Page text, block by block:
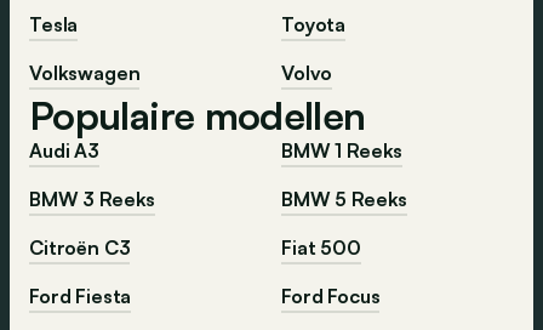
Tesla
Toyota
Volkswagen
Volvo
Populaire modellen
Audi A3
BMW 1 Reeks
BMW 3 Reeks
BMW 5 Reeks
Citroën C3
Fiat 500
Ford Fiesta
Ford Focus